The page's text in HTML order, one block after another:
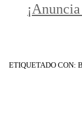
ETIQUETADO CON: